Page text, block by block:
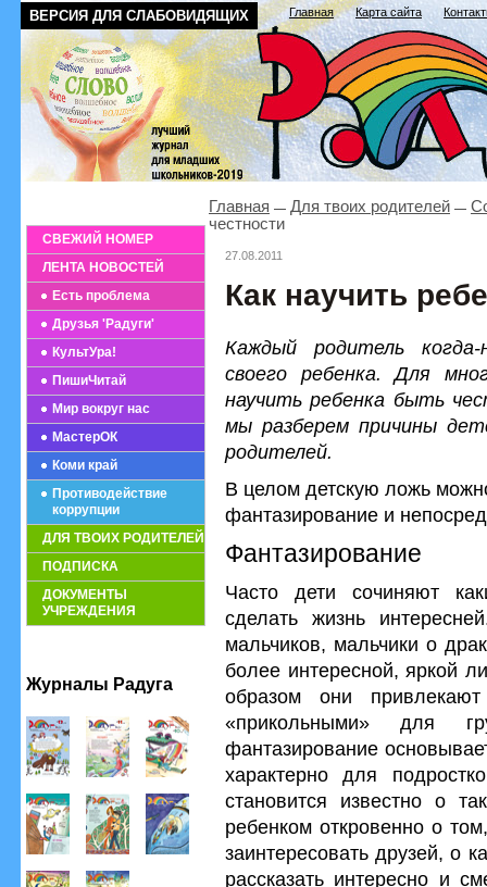
ВЕРСИЯ ДЛЯ СЛАБОВИДЯЩИХ Главная Карта сайта
СВЕЖИЙ НОМЕР
ЛЕНТА НОВОСТЕЙ
Есть проблема
Друзья 'Радуги'
КультУра!
ПишиЧитай
Мир вокруг нас
МастерОК
Коми край
Противодействие
коррупции
ДЛЯ ТВОИХ РОДИТЕЛЕЙ
ПОДПИСКА
ДОКУМЕНТЫ
УЧРЕЖДЕНИЯ
Журналы Радуга
Главная Для твоих родителей
честности
27.08.2011
Как научить
Каждый родитель
своего ребенка. Для
научить ребенка быть
мы разберем причины
родителей.
В целом детскую ложь
фантазирование и
Фантазирование
Часто дети сочиняют
сделать жизнь
мальчиков, мальчики о
более интересной, яркой
образом они
«прикольными» для
фантазирование
характерно для
становится известно о
ребенком откровенно о
заинтересовать друзей, о
рассказать интересно и